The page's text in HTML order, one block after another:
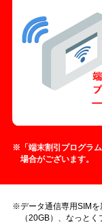
「端末割引プログラ
場合がございます。
データ通信専用SIM
（20GB）、なっと